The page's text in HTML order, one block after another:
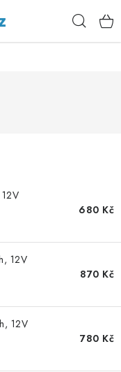
680 Kč
12V
870 Kč
12V
780 Kč